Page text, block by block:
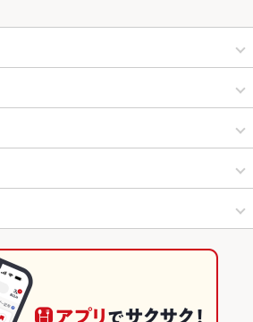
親子丼